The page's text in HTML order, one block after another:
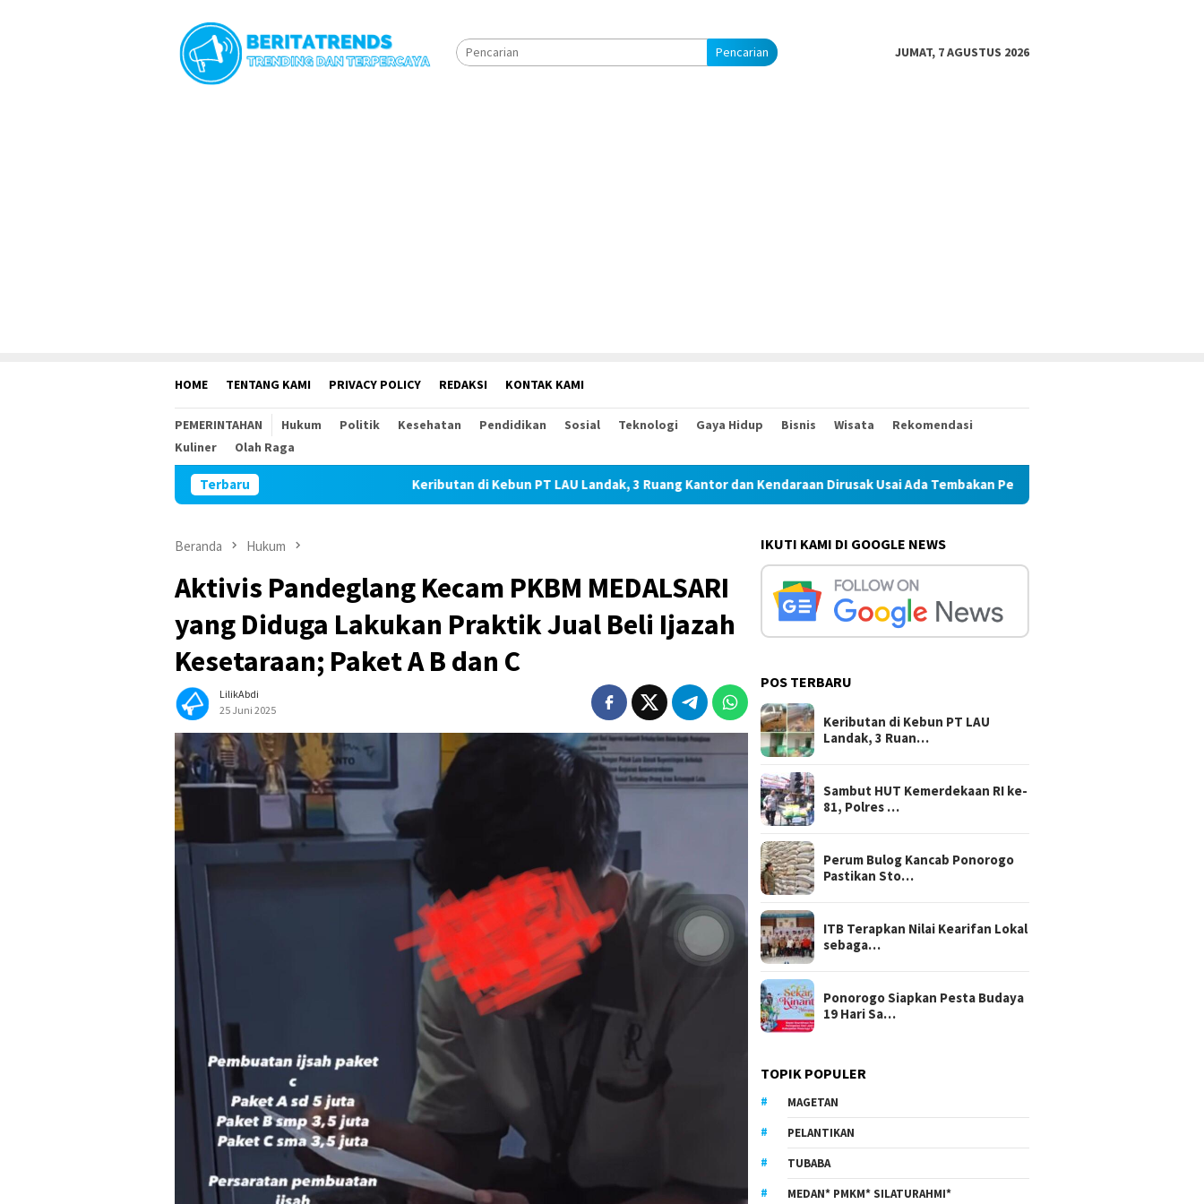
Pencarian JUMAT, 7 AGUSTUS 2026
HOME TENTANG KAMI PRIVACY POLICY REDAKSI KONTAK KAMI
PEMERINTAHAN Hukum Politik Kesehatan Pendidikan Sosial Teknologi Gaya Hidup Bisnis Wisata
Rekomendasi
Kuliner
Olah Raga
Terbaru Keributan di Kebun PT LAU Landak, 3 Ruang Kantor dan Kendaraan Dirusak Usai Ada Tembakan Peringatan
Beranda Hukum
Aktivis Pandeglang Kecam PKBM MEDALSARI
yang Diduga Lakukan Praktik Jual Beli Ijazah
Kesetaraan; Paket A B dan C
LilikAbdi
25 Juni 2025
IKUTI KAMI DI GOOGLE NEWS
POS TERBARU
Keributan di Kebun PT LAU
Landak, 3 Ruan…
Sambut HUT Kemerdekaan RI ke-
81, Polres …
Perum Bulog Kancab Ponorogo
Pastikan Sto…
ITB Terapkan Nilai Kearifan Lokal
sebaga…
Ponorogo Siapkan Pesta Budaya
19 Hari Sa…
TOPIK POPULER
MAGETAN
PELANTIKAN
TUBABA
MEDAN* PMKM* SILATURAHMI*